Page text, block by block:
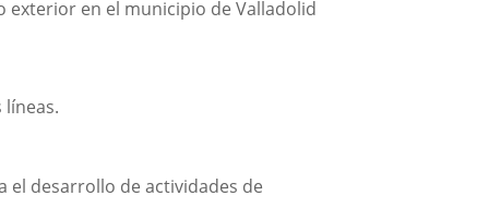
en el municipio de Valladolid
el desarrollo de actividades de